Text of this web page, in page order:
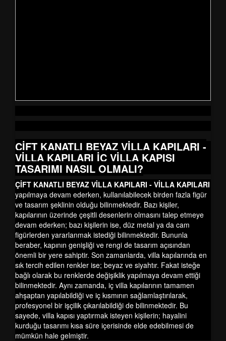
ÇİFT KANATLI BEYAZ VİLLA KAPILARI -
VİLLA KAPILARI İÇ VİLLA KAPISI
TASARIMI NASIL OLMALI?
ÇİFT KANATLI BEYAZ VİLLA KAPILARI - VİLLA KAPILARI
yapılmaya devam ederken, kullanılabilecek birden fazla figür
ve tasarım şeklinin olduğu bilinmektedir. Bazı kişiler,
kapılarının üzerinde çeşitli desenlerin olmasını talep etmeye
devam ederken; bazı kişilerin ise, düz metal ya da cam
figürlerden yararlanmak istediği bilinmektedir. Bununla
beraber, kapının genişliği ve rengi de tasarım açısından
önemli bir yere sahiptir. Son zamanlarda, villa kapılarında en
sık tercih edilen renkler ise; beyaz ve siyahtır. Fakat isteğe
bağlı olarak bu renklerde değişiklik yapılmaya devam ettiği
bilinmektedir. Aynı zamanda, iç villa kapılarının tamamen
ahşaptan yapılabildiği ve iç kısmının sağlamlaştırılarak,
profesyonel bir işçilik çıkarılabildiği de bilinmektedir. Bu
sayede, villa kapısı yaptırmak isteyen kişilerin; hayalini
kurduğu tasarımı kısa süre içerisinde elde edebilmesi de
mümkün hale gelmiştir.